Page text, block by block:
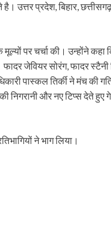
उत्तर प्रदेश, बिहार,
पर चर्चा की। उन्होंने कहा
जेवियर सोरंग, फादर स्टैनी
पास्कल तिर्की ने मंच की
निगरानी और नए टिप्स देते
ने भाग लिया।